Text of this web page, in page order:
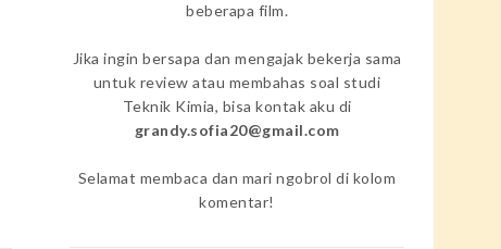
beberapa film.
Jika ingin bersapa dan mengajak bekerja sama
untuk review atau membahas soal studi
Teknik Kimia, bisa kontak aku di
grandy.sofia20@gmail.com
Selamat membaca dan mari ngobrol di kolom
komentar!